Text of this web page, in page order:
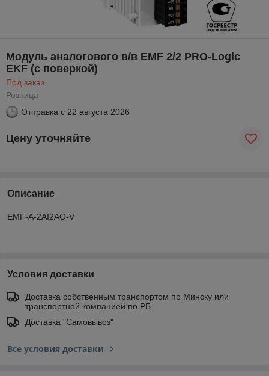
Модуль аналогового в/в EMF 2/2 PRO-Logic
EKF (с поверкой)
Под заказ
Розница
Отправка с 22 августа 2026
Цену уточняйте
Описание
EMF-A-2AI2AO-V
Условия доставки
Доставка собственным транспортом по Минску или
транспортной компанией по РБ.
Доставка "Самовывоз"
Все условия доставки